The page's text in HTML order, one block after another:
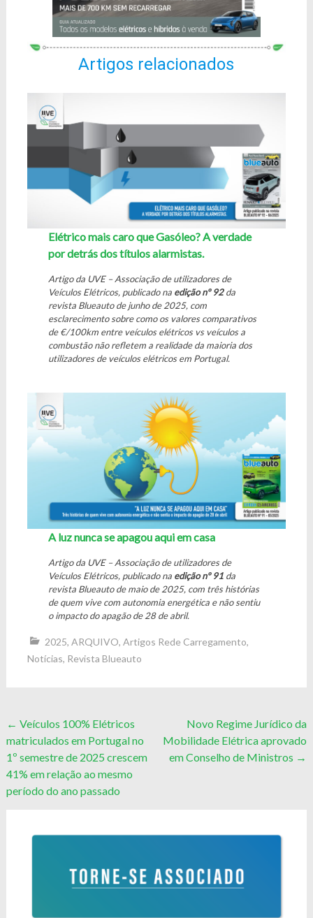
Artigos relacionados
Elétrico mais caro que Gasóleo? A verdade
por detrás dos títulos alarmistas.
Artigo da UVE – Associação de utilizadores de
Veículos Elétricos, publicado na edição nº 92da
revista Blueauto de junho de 2025, com
esclarecimento sobre como os valores comparativos
de €/100km entre veículos elétricos vs veículos a
combustão não refletem a realidade da maioria dos
utilizadores de veículos elétricos em Portugal.
A luz nunca se apagou aqui em casa
Artigo da UVE – Associação de utilizadores de
Veículos Elétricos, publicado na edição nº 91da
revista Blueauto de maio de 2025, com três histórias
de quem vive com autonomia energética e não sentiu
o impacto do apagão de 28 de abril.
2025, ARQUIVO, Artigos Rede Carregamento,
Notícias, Revista Blueauto
Post
navigation
← Veículos 100% Elétricos
matriculados em Portugal no
1º semestre de 2025 crescem
41% em relação ao mesmo
período do ano passado
Novo Regime Jurídico da
Mobilidade Elétrica aprovado
em Conselho de Ministros →